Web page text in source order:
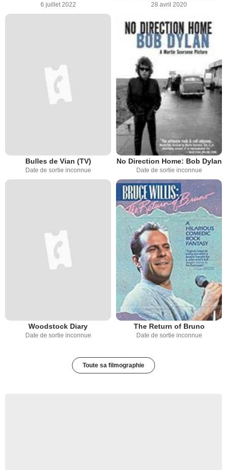
6 juillet 2022 28 avril 2020
Bulles de Vian (TV)
Date de sortie inconnue
No Direction Home: Bob Dylan
Date de sortie inconnue
Woodstock Diary
Date de sortie inconnue
The Return of Bruno
Date de sortie inconnue
Toute sa filmographie